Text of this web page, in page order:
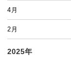
4月
2月
2025年